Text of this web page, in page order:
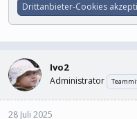
Drittanbieter-Cookies
Ivo2
Administrator
28 Juli 2025